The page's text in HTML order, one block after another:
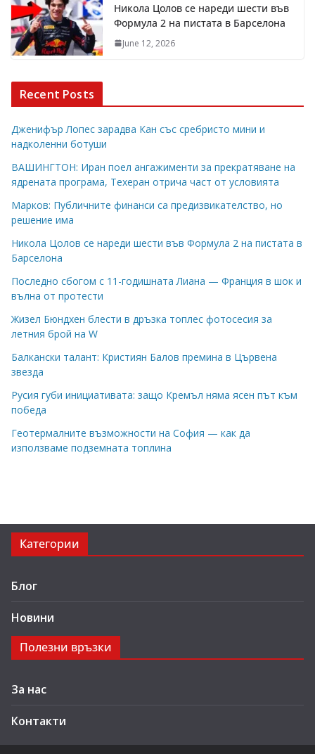
Никола Цолов се нареди шести във
Формула 2 на пистата в Барселона
June 12, 2026
Recent Posts
Дженифър Лопес зарадва Кан със сребристо мини и
надколенни ботуши
ВАШИНГТОН: Иран поел ангажименти за прекратяване на
ядрената програма, Техеран отрича част от условията
Марков: Публичните финанси са предизвикателство, но
решение има
Никола Цолов се нареди шести във Формула 2 на пистата в
Барселона
Последно сбогом с 11-годишната Лиана — Франция в шок и
вълна от протести
Жизел Бюндхен блести в дръзка топлес фотосесия за
летния брой на W
Балкански талант: Кристиян Балов премина в Цървена
звезда
Русия губи инициативата: защо Кремъл няма ясен път към
победа
Геотермалните възможности на София — как да
използваме подземната топлина
Категории
Блог
Новини
Полезни връзки
За нас
Контакти